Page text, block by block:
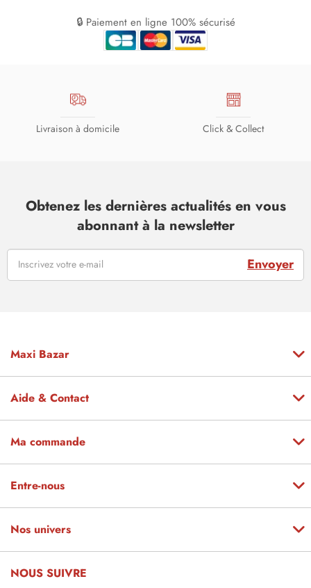
🔒 Paiement en ligne 100% sécurisé
Livraison à domicile Click & Collect
Obtenez les dernières actualités en vous
abonnant à la newsletter
Envoyer
Maxi Bazar
Aide & Contact
Ma commande
Entre-nous
Nos univers
NOUS SUIVRE